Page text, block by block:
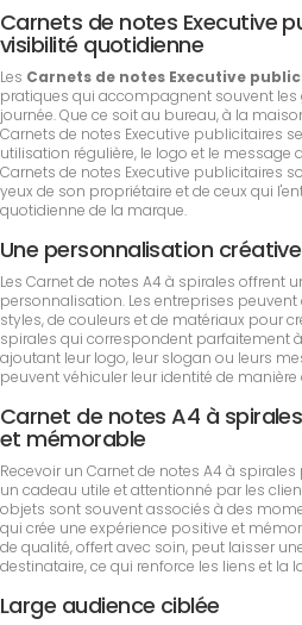
Carnets de notes Executive
visibilité quotidienne
Les Carnets de notes Executive
pratiques qui accompagnent souvent les
journée. Que ce soit au bureau, à la
Carnets de notes Executive publicitaires
utilisation régulière, le logo et le message
Carnets de notes Executive publicitaires
yeux de son propriétaire et de ceux qui
quotidienne de la marque.
Une personnalisation créative
Les Carnet de notes A4 à spirales offrent
personnalisation. Les entreprises
styles, de couleurs et de matériaux pour
spirales qui correspondent parfaitement
ajoutant leur logo, leur slogan ou leurs
peuvent véhiculer leur identité de manière
Carnet de notes A4 à
et mémorable
Recevoir un Carnet de notes A4 à
un cadeau utile et attentionné par les
objets sont souvent associés à des
qui crée une expérience positive et
de qualité, offert avec soin, peut laisser
destinataire, ce qui renforce les liens et la
Large audience ciblée